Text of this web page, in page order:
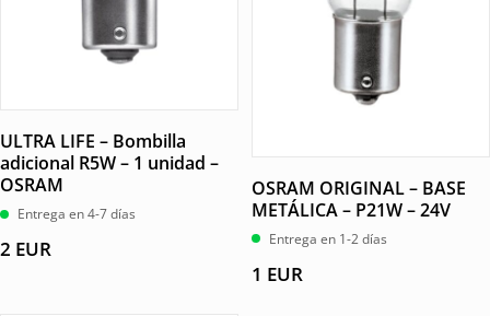
ULTRA LIFE – Bombilla
adicional R5W – 1 unidad –
OSRAM
Entrega en 4-7 días
2 EUR
OSRAM ORIGINAL – BASE
METÁLICA – P21W – 24V
Entrega en 1-2 días
1 EUR